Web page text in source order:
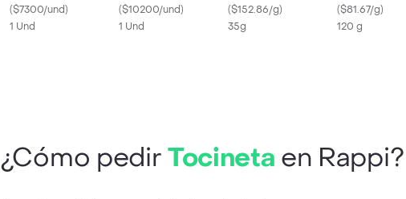
($7300/und)
1 Und
($10200/und)
1 Und
($152.86/g)
35g
($81.67/g)
120 g
¿Cómo pedirTocineta en Rappi?